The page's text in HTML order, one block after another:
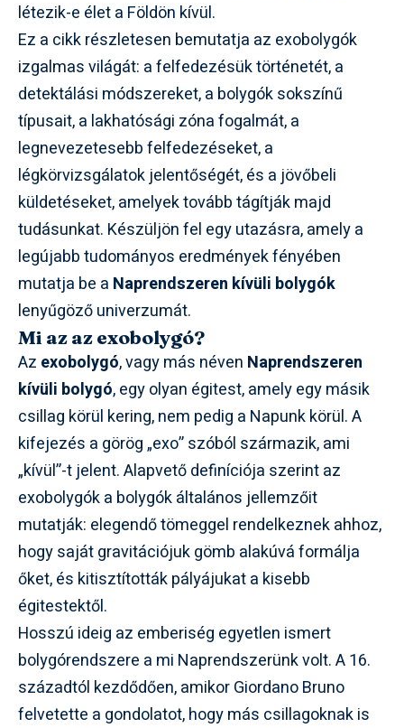
létezik-e élet a Földön kívül.
Ez a cikk részletesen bemutatja az exobolygók
izgalmas világát: a felfedezésük történetét, a
detektálási módszereket, a bolygók sokszínű
típusait, a lakhatósági zóna fogalmát, a
legnevezetesebb felfedezéseket, a
légkörvizsgálatok jelentőségét, és a jövőbeli
küldetéseket, amelyek tovább tágítják majd
tudásunkat. Készüljön fel egy utazásra, amely a
legújabb tudományos eredmények fényében
mutatja be a Naprendszeren kívüli bolygók
lenyűgöző univerzumát.
Mi az az exobolygó?
Az exobolygó, vagy más néven Naprendszeren
kívüli bolygó, egy olyan égitest, amely egy másik
csillag körül kering, nem pedig a Napunk körül. A
kifejezés a görög „exo” szóból származik, ami
„kívül”-t jelent. Alapvető definíciója szerint az
exobolygók a bolygók általános jellemzőit
mutatják: elegendő tömeggel rendelkeznek ahhoz,
hogy saját gravitációjuk gömb alakúvá formálja
őket, és kitisztították pályájukat a kisebb
égitestektől.
Hosszú ideig az emberiség egyetlen ismert
bolygórendszere a mi Naprendszerünk volt. A 16.
századtól kezdődően, amikor Giordano Bruno
felvetette a gondolatot, hogy más csillagoknak is